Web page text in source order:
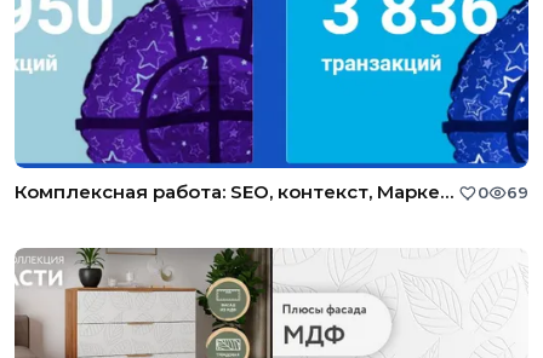
Комплексная работа: SEO, контекст, Маркетплейсы, SERM 0 69